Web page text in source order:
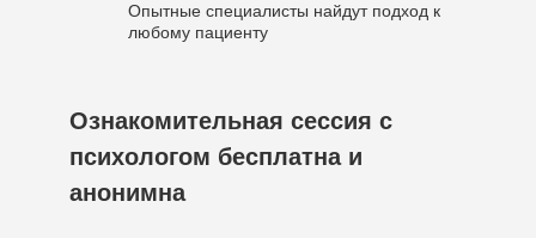
Опытные специалисты найдут подход к
любому пациенту
Ознакомительная сессия с
психологом бесплатна и
анонимна